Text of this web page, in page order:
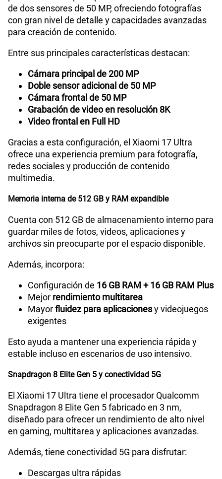
de dos sensores de 50 MP, ofreciendo fotografías
con gran nivel de detalle y capacidades avanzadas
para creación de contenido.
Entre sus principales características destacan:
Cámara principal de 200 MP
Doble sensor adicional de 50 MP
Cámara frontal de 50 MP
Grabación de video en resolución 8K
Video frontal en Full HD
Gracias a esta configuración, el Xiaomi 17 Ultra
ofrece una experiencia premium para fotografía,
redes sociales y producción de contenido
multimedia.
Memoria interna de 512 GB y RAM expandible
Cuenta con 512 GB de almacenamiento interno para
guardar miles de fotos, videos, aplicaciones y
archivos sin preocuparte por el espacio disponible.
Además, incorpora:
Configuración de 16 GB RAM + 16 GB RAM Plus
Mejor rendimiento multitarea
Mayorfluidez para aplicacionesy videojuegos
exigentes
Esto ayuda a mantener una experiencia rápida y
estable incluso en escenarios de uso intensivo.
Snapdragon 8 Elite Gen 5 y conectividad 5G
El Xiaomi 17 Ultra tiene el procesador Qualcomm
Snapdragon 8 Elite Gen 5 fabricado en 3 nm,
diseñado para ofrecer un rendimiento de alto nivel
en gaming, multitarea y aplicaciones avanzadas.
Además, tiene conectividad 5G para disfrutar:
Descargas ultra rápidas